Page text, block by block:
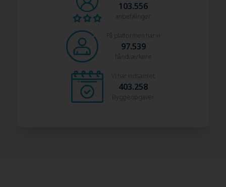
103.556
anbefalinger
På platformen har vi
97.539
håndværkere
Vi har indsamlet
403.258
Byggeopgaver